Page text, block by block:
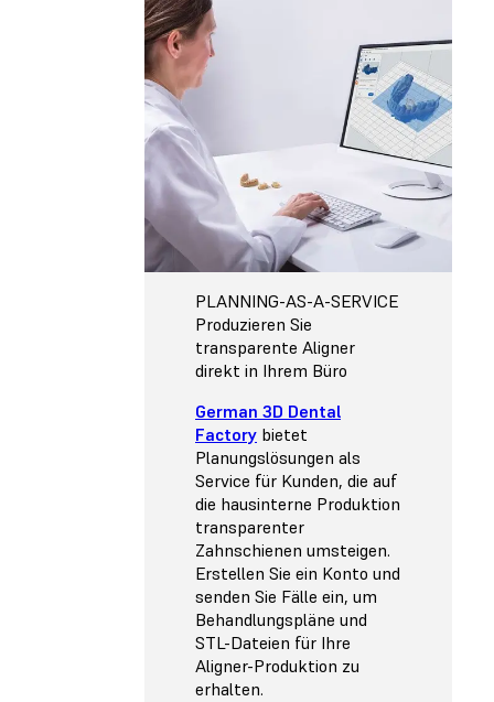
PLANNING-AS-A-SERVICE
Produzieren Sie
transparente Aligner
direkt in Ihrem Büro
German 3D Dental
Factory bietet
Planungslösungen als
Service für Kunden, die auf
die hausinterne Produktion
transparenter
Zahnschienen umsteigen.
Erstellen Sie ein Konto und
senden Sie Fälle ein, um
Behandlungspläne und
STL-Dateien für Ihre
Aligner-Produktion zu
erhalten.